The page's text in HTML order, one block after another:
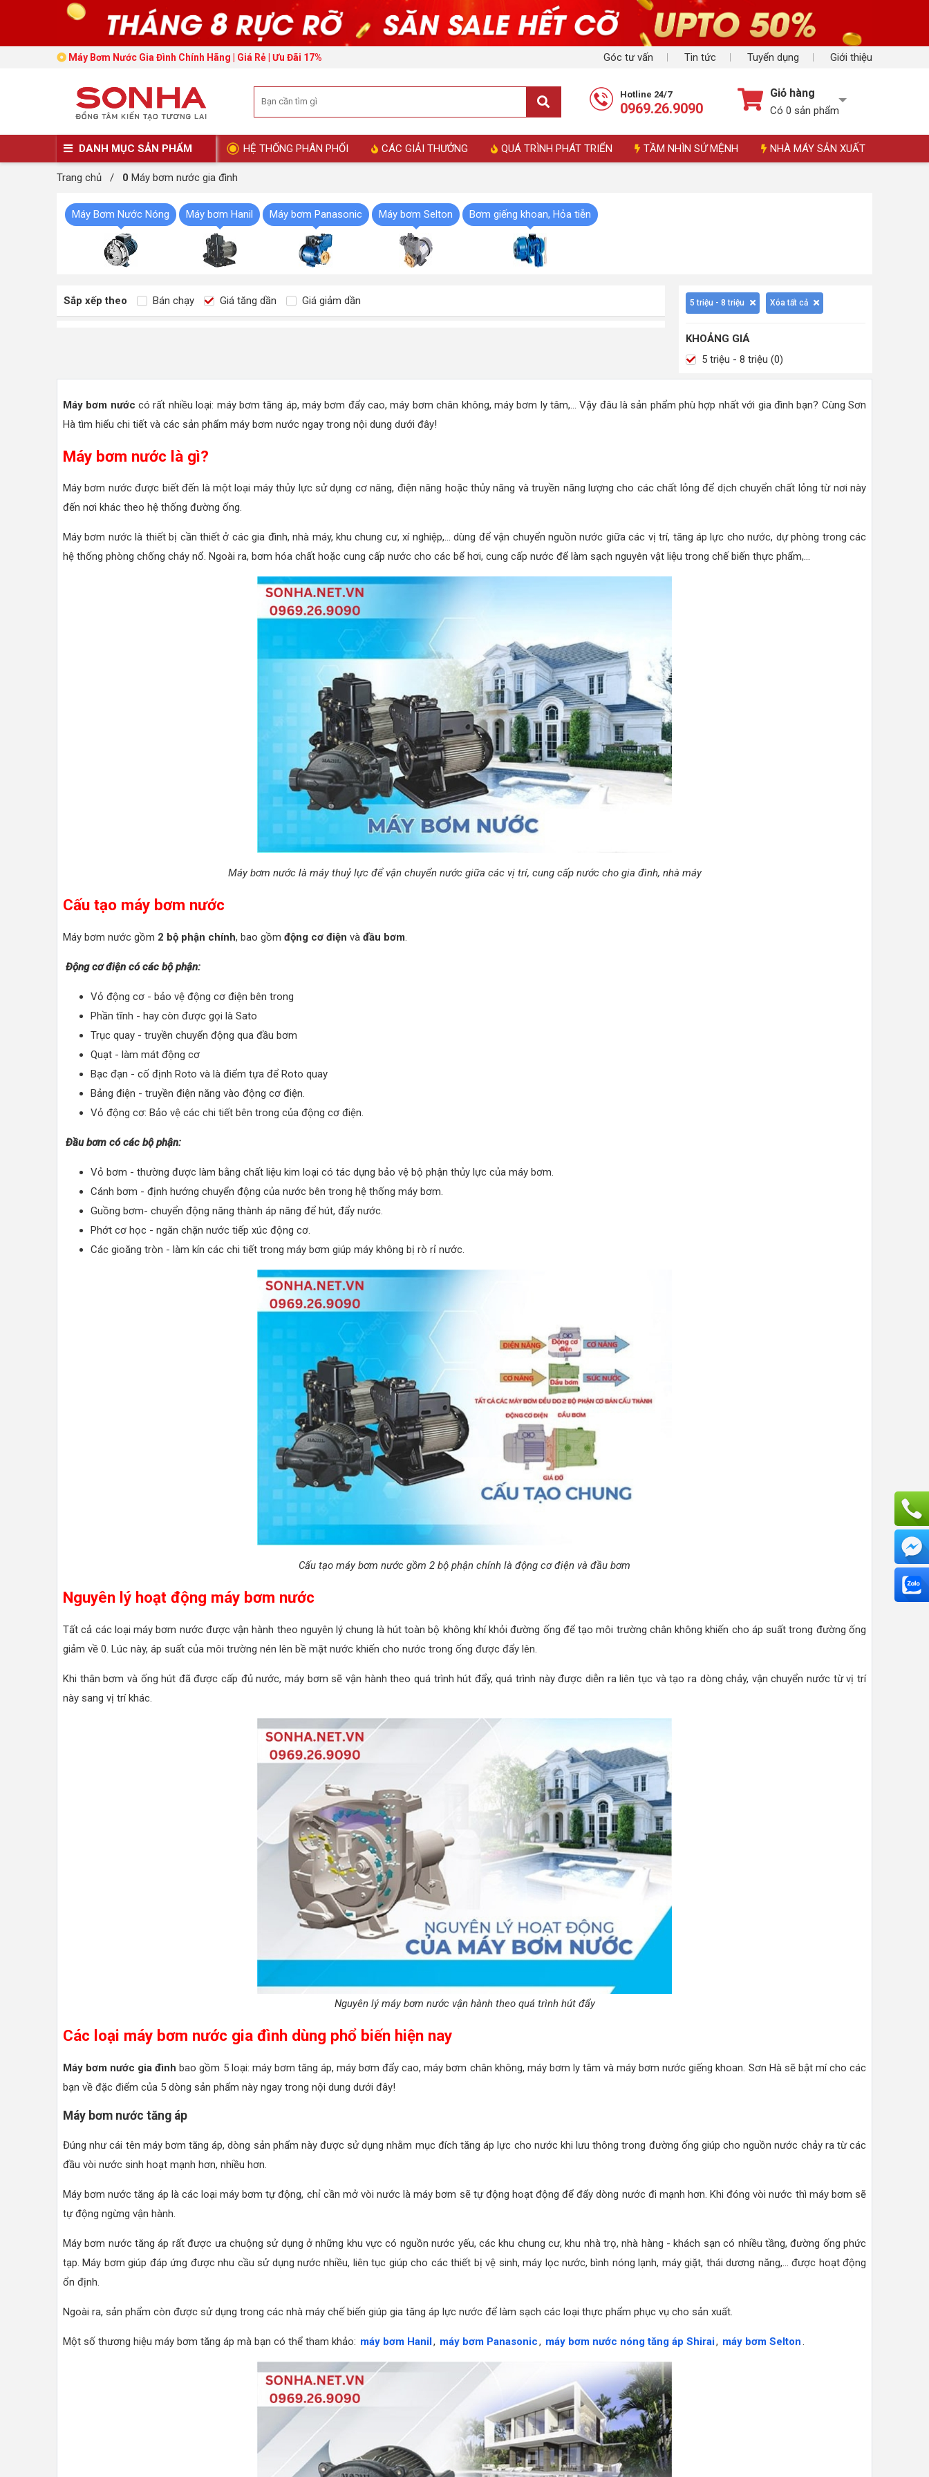
Góc tư vấn Tin tức Tuyển dụng Giới thiệu
Máy Bơm Nước Gia Đình Chính Hãng | Giá Rẻ | Ưu Đãi 17%
Hotline 24/7
0969.26.9090
Giỏ hàng
Có 0 sản phẩm
DANH MỤC SẢN PHẨM HỆ THỐNG PHÂN PHỐI CÁC GIẢI THƯỞNG QUÁ TRÌNH PHÁT TRIỂN TẦM NHÌN SỨ MỆNH NHÀ MÁY SẢN XUẤT
Trang chủ / 0 Máy bơm nước gia đình
Máy Bơm Nước Nóng Máy bơm Hanil Máy bơm Panasonic Máy bơm Selton Bơm giếng khoan, Hỏa tiễn
Sắp xếp theo Bán chạy Giá tăng dần Giá giảm dần 5 triệu - 8 triệu Xóa tất cả
KHOẢNG GIÁ
5 triệu - 8 triệu (0)
Máy bơm nước có rất nhiều loại: máy bơm tăng áp, máy bơm đẩy cao, máy bơm chân không, máy bơm ly tâm,... Vậy đâu là sản phẩm phù hợp nhất với gia đình bạn? Cùng Sơn
Hà tìm hiểu chi tiết và các sản phẩm máy bơm nước ngay trong nội dung dưới đây!
Máy bơm nước là gì?
Máy bơm nước được biết đến là một loại máy thủy lực sử dụng cơ năng, điện năng hoặc thủy năng và truyền năng lượng cho các chất lỏng để dịch chuyển chất lỏng từ nơi này
đến nơi khác theo hệ thống đường ống.
Máy bơm nước là thiết bị cần thiết ở các gia đình, nhà máy, khu chung cư, xí nghiệp,... dùng để vận chuyển nguồn nước giữa các vị trí, tăng áp lực cho nước, dự phòng trong các
hệ thống phòng chống cháy nổ. Ngoài ra, bơm hóa chất hoặc cung cấp nước cho các bể hơi, cung cấp nước để làm sạch nguyên vật liệu trong chế biến thực phẩm,...
Máy bơm nước là máy thuỷ lực để vận chuyển nước giữa các vị trí, cung cấp nước cho gia đình, nhà máy
Cấu tạo máy bơm nước
Máy bơm nước gồm 2 bộ phận chính, bao gồm động cơ điện và đầu bơm
Động cơ điện có các bộ phận:
Vỏ động cơ - bảo vệ động cơ điện bên trong
Phần tĩnh - hay còn được gọi là Sato
Trục quay - truyền chuyển động qua đầu bơm
Quạt - làm mát động cơ
Bạc đạn - cố định Roto và là điểm tựa để Roto quay
Bảng điện - truyền điện năng vào động cơ điện.
Vỏ động cơ: Bảo vệ các chi tiết bên trong của động cơ điện.
Đầu bơm có các bộ phận:
Vỏ bơm - thường được làm bằng chất liệu kim loại có tác dụng bảo vệ bộ phận thủy lực của máy bơm.
Cánh bơm - định hướng chuyển động của nước bên trong hệ thống máy bơm.
Guồng bơm- chuyển động năng thành áp năng để hút, đẩy nước.
Phớt cơ học - ngăn chặn nước tiếp xúc động cơ.
Các gioăng tròn - làm kín các chi tiết trong máy bơm giúp máy không bị rò rỉ nước.
Cấu tạo máy bơm nước gồm 2 bộ phận chính là động cơ điện và đầu bơm
Nguyên lý hoạt động máy bơm nước
Tất cả các loại máy bơm nước được vận hành theo nguyên lý chung là hút toàn bộ không khí khỏi đường ống để tạo môi trường chân không khiến cho áp suất trong đường ống
giảm về 0. Lúc này, áp suất của môi trường nén lên bề mặt nước khiến cho nước trong ống được đẩy lên.
Khi thân bơm và ống hút đã được cấp đủ nước, máy bơm sẽ vận hành theo quá trình hút đẩy, quá trình này được diễn ra liên tục và tạo ra dòng chảy, vận chuyển nước từ vị trí
này sang vị trí khác.
Nguyên lý máy bơm nước vận hành theo quá trình hút đẩy
Các loại máy bơm nước gia đình dùng phổ biến hiện nay
Máy bơm nước gia đình bao gồm 5 loại: máy bơm tăng áp, máy bơm đẩy cao, máy bơm chân không, máy bơm ly tâm và máy bơm nước giếng khoan. Sơn Hà sẽ bật mí cho các
bạn về đặc điểm của 5 dòng sản phẩm này ngay trong nội dung dưới đây!
Máy bơm nước tăng áp
Đúng như cái tên máy bơm tăng áp, dòng sản phẩm này được sử dụng nhằm mục đích tăng áp lực cho nước khi lưu thông trong đường ống giúp cho nguồn nước chảy ra từ các
đầu vòi nước sinh hoạt mạnh hơn, nhiều hơn.
Máy bơm nước tăng áp là các loại máy bơm tự động, chỉ cần mở vòi nước là máy bơm sẽ tự động hoạt động để đẩy dòng nước đi mạnh hơn. Khi đóng vòi nước thì máy bơm sẽ
tự động ngừng vận hành.
Máy bơm nước tăng áp rất được ưa chuộng sử dụng ở những khu vực có nguồn nước yếu, các khu chung cư, khu nhà trọ, nhà hàng - khách sạn có nhiều tầng, đường ống phức
tạp. Máy bơm giúp đáp ứng được nhu cầu sử dụng nước nhiều, liên tục giúp cho các thiết bị vệ sinh, máy lọc nước, bình nóng lạnh, máy giặt, thái dương năng,... được hoạt động
ổn định.
Ngoài ra, sản phẩm còn được sử dụng trong các nhà máy chế biến giúp gia tăng áp lực nước để làm sạch các loại thực phẩm phục vụ cho sản xuất.
Một số thương hiệu máy bơm tăng áp mà bạn có thể tham khảo: máy bơm Hanil, máy bơm Panasonic, máy bơm nước nóng tăng áp Shirai, máy bơm Selton.